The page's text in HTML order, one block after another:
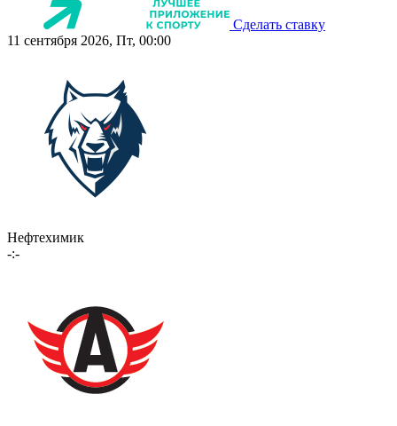
Сделать ставку
11 сентября 2026, Пт, 00:00
Нефтехимик
-:-